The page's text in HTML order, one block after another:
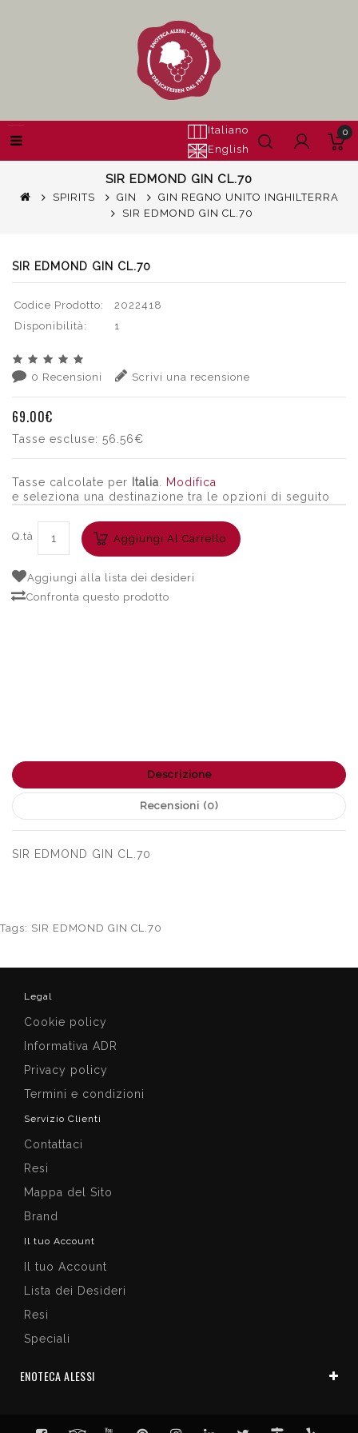
Italiano
English
0
SIR EDMOND GIN CL.70
SPIRITS GIN
GIN REGNO UNITO INGHILTERRA
SIR EDMOND GIN CL.70
SIR EDMOND GIN CL.70
Codice Prodotto:
2022418
Disponibilità:
1
0 Recensioni Scrivi una recensione
69.00€
Tasse escluse: 56.56€
Tasse calcolate per Italia
Modifica
e seleziona una destinazione tra le opzioni di seguito
Q.tà Aggiungi Al Carrello
Aggiungi alla lista dei desideri
Confronta questo prodotto
Descrizione
Recensioni (0)
SIR EDMOND GIN CL.70
Tags: SIR EDMOND GIN CL.70
Legal
Cookie policy
Informativa ADR
Privacy policy
Termini e condizioni
Servizio Clienti
Contattaci
Resi
Mappa del Sito
Brand
Il tuo Account
Il tuo Account
Lista dei Desideri
Resi
Speciali
ENOTECA ALESSI